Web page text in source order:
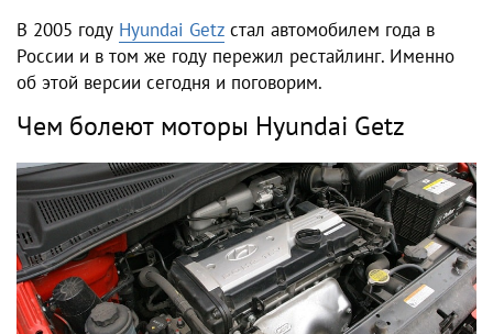
В 2005 году Hyundai Getz стал автомобилем года в
России и в том же году пережил рестайлинг. Именно
об этой версии сегодня и поговорим.
Чем болеют моторы Hyundai Getz